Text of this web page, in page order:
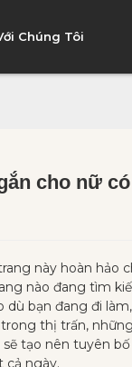
Chúng Tôi
cho nữ
này hoàn hảo
nào đang tìm
dù bạn đang đi
thị trấn,
tạo nên tuyên
cả ngày.